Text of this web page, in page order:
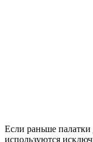
Если раньше палатки
используются